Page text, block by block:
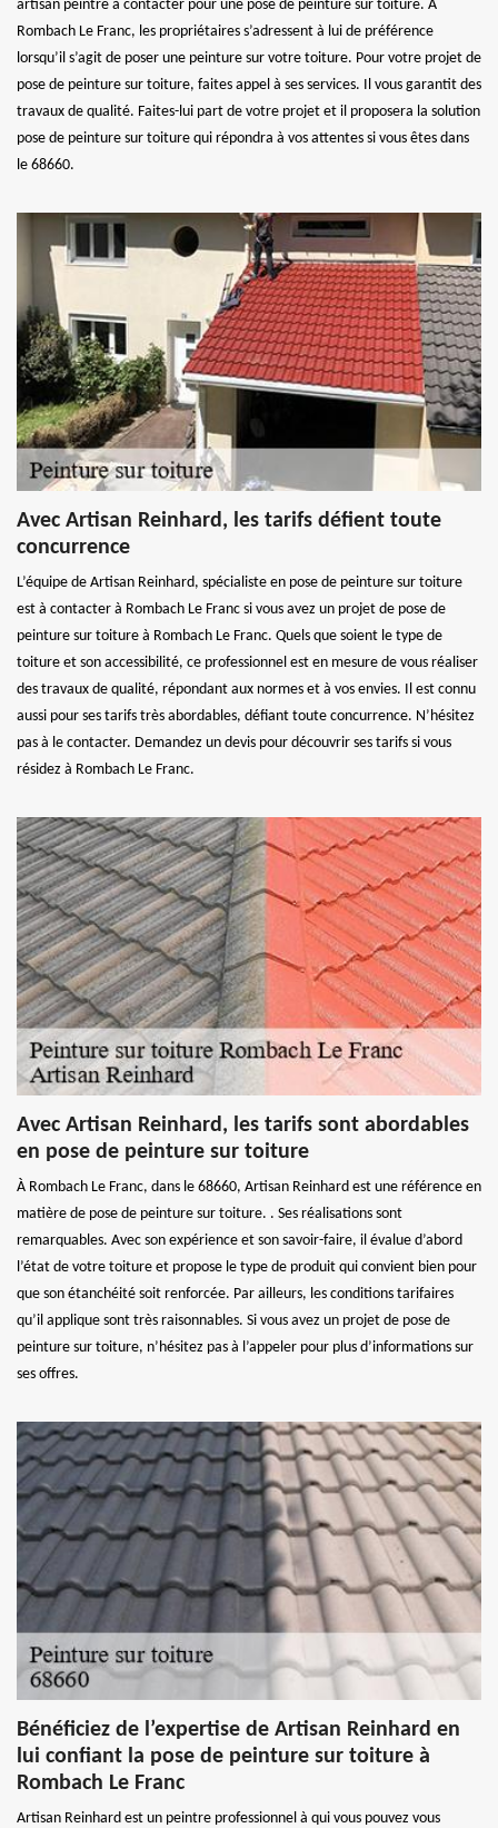
artisan peintre à contacter pour une pose de peinture sur toiture. A
Rombach Le Franc, les propriétaires s’adressent à lui de préférence
lorsqu’il s’agit de poser une peinture sur votre toiture. Pour votre projet de
pose de peinture sur toiture, faites appel à ses services. Il vous garantit des
travaux de qualité. Faites-lui part de votre projet et il proposera la solution
pose de peinture sur toiture qui répondra à vos attentes si vous êtes dans
le 68660.
Avec Artisan Reinhard, les tarifs défient toute
concurrence
L’équipe de Artisan Reinhard, spécialiste en pose de peinture sur toiture
est à contacter à Rombach Le Franc si vous avez un projet de pose de
peinture sur toiture à Rombach Le Franc. Quels que soient le type de
toiture et son accessibilité, ce professionnel est en mesure de vous réaliser
des travaux de qualité, répondant aux normes et à vos envies. Il est connu
aussi pour ses tarifs très abordables, défiant toute concurrence. N’hésitez
pas à le contacter. Demandez un devis pour découvrir ses tarifs si vous
résidez à Rombach Le Franc.
Avec Artisan Reinhard, les tarifs sont abordables
en pose de peinture sur toiture
À Rombach Le Franc, dans le 68660, Artisan Reinhard est une référence en
matière de pose de peinture sur toiture. . Ses réalisations sont
remarquables. Avec son expérience et son savoir-faire, il évalue d’abord
l’état de votre toiture et propose le type de produit qui convient bien pour
que son étanchéité soit renforcée. Par ailleurs, les conditions tarifaires
qu’il applique sont très raisonnables. Si vous avez un projet de pose de
peinture sur toiture, n’hésitez pas à l’appeler pour plus d’informations sur
ses offres.
Bénéficiez de l’expertise de Artisan Reinhard en
lui confiant la pose de peinture sur toiture à
Rombach Le Franc
Artisan Reinhard est un peintre professionnel à qui vous pouvez vous